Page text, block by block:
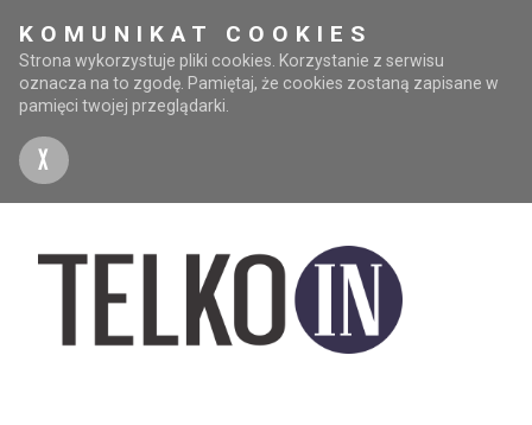
KOMUNIKAT COOKIES
Strona wykorzystuje pliki cookies. Korzystanie z serwisu
oznacza na to zgodę. Pamiętaj, że cookies zostaną zapisane w
pamięci twojej przeglądarki.
X